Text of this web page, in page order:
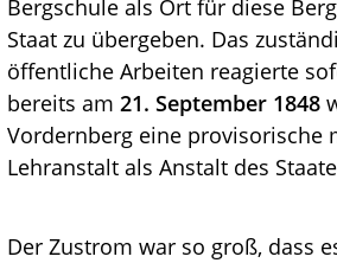
Bergschule als Ort für diese
Staat zu übergeben. Das
öffentliche Arbeiten reagierte
bereits am 21. September 1848
Vordernberg eine provisorische
Lehranstalt als Anstalt des
Der Zustrom war so groß, dass